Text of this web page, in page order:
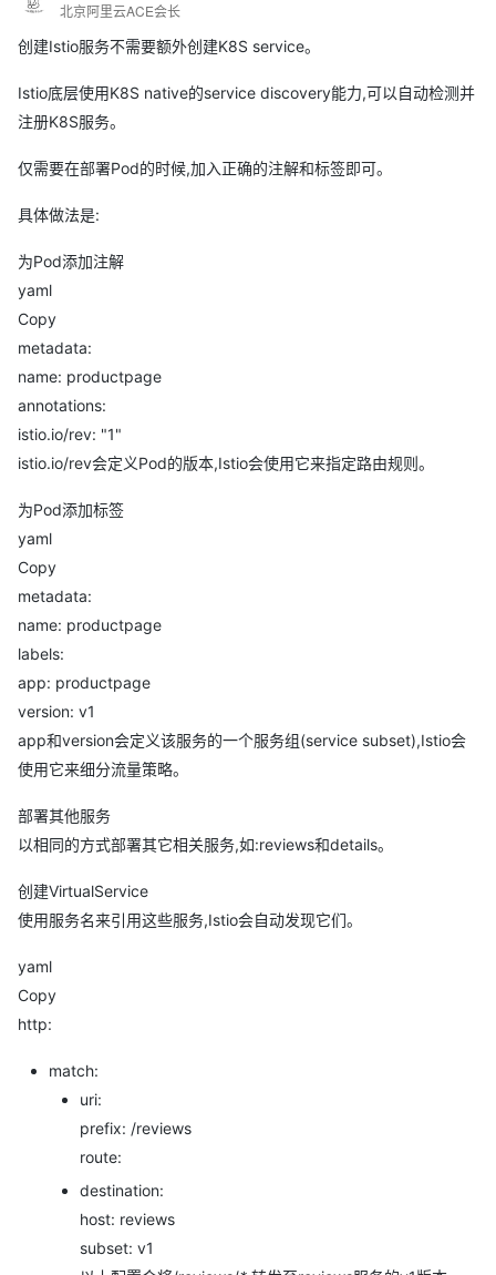
北京阿里云ACE会长
创建Istio服务不需要额外创建K8S service。
Istio底层使用K8S native的service discovery能力,可以自动检测并
注册K8S服务。
仅需要在部署Pod的时候,加入正确的注解和标签即可。
具体做法是:
为Pod添加注解
yaml
Copy
metadata:
name: productpage
annotations:
istio.io/rev: "1"
istio.io/rev会定义Pod的版本,Istio会使用它来指定路由规则。
为Pod添加标签
yaml
Copy
metadata:
name: productpage
labels:
app: productpage
version: v1
app和version会定义该服务的一个服务组(service subset),Istio会
使用它来细分流量策略。
部署其他服务
以相同的方式部署其它相关服务,如:reviews和details。
创建VirtualService
使用服务名来引用这些服务,Istio会自动发现它们。
yaml
Copy
http:
match:
uri:
prefix: /reviews
route:
destination:
host: reviews
subset: v1